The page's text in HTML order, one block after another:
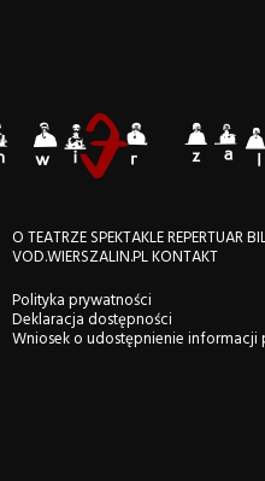
O TEATRZESPEKTAKLEREPERTUAR
VOD.WIERSZALIN.PLKONTAKT
Polityka prywatności
Deklaracja dostępności
Wniosek o udostępnienie informacji